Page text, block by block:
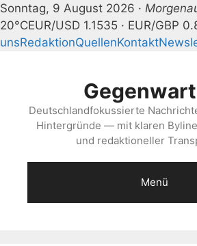
Sonntag, 9 August 2026 ·
20°CEUR/USD 1.1535 · EUR/GBP
unsRedaktionQuellenKontakt
Deutschlandfokussierte
Hintergründe — mit klaren
und redaktioneller
Menü